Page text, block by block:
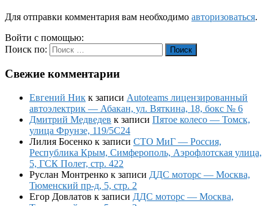
Для отправки комментария вам необходимо авторизоваться.
Войти с помощью:
Поиск по:
Поиск
Свежие комментарии
Евгений Ник к записи Autoteams лицензированный
автоэлектрик — Абакан, ул. Вяткина, 18, бокс № 6
Дмитрий Медведев к записи Пятое колесо — Томск,
улица Фрунзе, 119/5С24
Лилия Босенко к записи СТО МиГ — Россия,
Республика Крым, Симферополь, Аэрофлотская улица,
5, ГСК Полет, стр. 422
Руслан Монтренко к записи ДДС моторс — Москва,
Тюменский пр-д, 5, стр. 2
Егор Довлатов к записи ДДС моторс — Москва,